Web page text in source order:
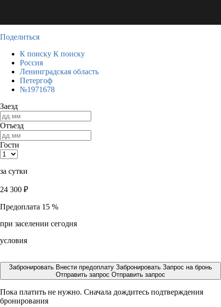
Поделиться
К поиску К поиску
Россия
Ленинградская область
Петергоф
№1971678
Заезд
Отъезд
Гости
за сутки
24 300 ₽
Предоплата 15 %
при заселении сегодня
условия
Забронировать Внести предоплату Забронировать Запрос на бронь
Отправить запрос Отправить запрос
Пока платить не нужно. Сначала дождитесь подтверждения
бронирования